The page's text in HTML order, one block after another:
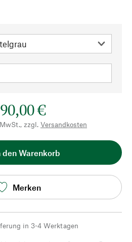
€
zzgl. Versandkosten
den Warenkorb
Merken
in 3-4 Werktagen